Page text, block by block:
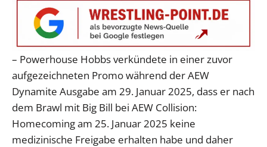
– Powerhouse Hobbs verkündete in einer zuvor
aufgezeichneten Promo während der AEW
Dynamite Ausgabe am 29. Januar 2025, dass er nach
dem Brawl mit Big Bill bei AEW Collision:
Homecoming am 25. Januar 2025 keine
medizinische Freigabe erhalten habe und daher